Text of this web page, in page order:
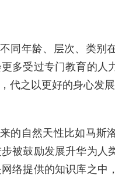
同年龄、层次、类别
多受过专门教育的人
代之以更好的身心发
的自然天性比如马斯
被鼓励发展升华为人
络提供的知识库之中